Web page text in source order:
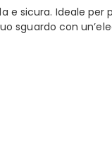
sicura. Ideale per
sguardo con